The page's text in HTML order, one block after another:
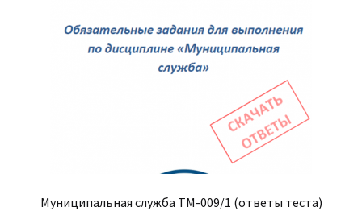
товара.
Муниципальная служба ТМ-009/1 (ответы теста)